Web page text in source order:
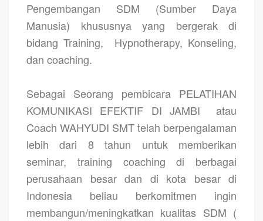
Pengembangan SDM (Sumber Daya
Manusia) khususnya yang bergerak di
bidang Training,
Hypnotherapy, Konseling,
dan coaching.
Sebagai Seorang pembicara PELATIHAN
KOMUNIKASI EFEKTIF DI JAMBI
atau
Coach WAHYUDI SMT telah berpengalaman
lebih dari 8 tahun untuk memberikan
seminar, training coaching di berbagai
perusahaan besar dan di kota besar di
Indonesia beliau berkomitmen ingin
membangun/meningkatkan kualitas SDM (